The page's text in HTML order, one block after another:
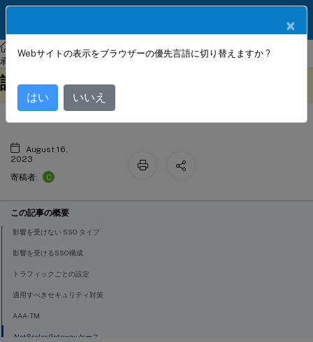
NetScaler NetScaler 13.1
アプリケーショントラフィックの認証、
承認、監査
翻訳されています。
基本認証、ダイジェスト認証、NTLM
認証用の SSO
August 16,
2023
寄稿者:
C
この記事の概要
影響を受けない SSO タイプ
影響を受けるSSO構成
トラフィックごとの設定
適用すべきセキュリティ対策
AAA-TM
NetScaler Gateway ケース
×
Webサイトの表示をブラウザーの優先言語に切り替えますか ?
はい いいえ